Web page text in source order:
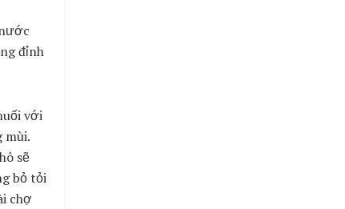
đỉnh
với
mùi.
sẽ
bỏ tỏi
chợ